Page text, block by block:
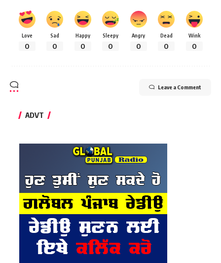
Love
0
Sad
0
Happy
0
Sleepy
0
Angry
0
Dead
0
Wink
0
Leave a Comment
ADVT